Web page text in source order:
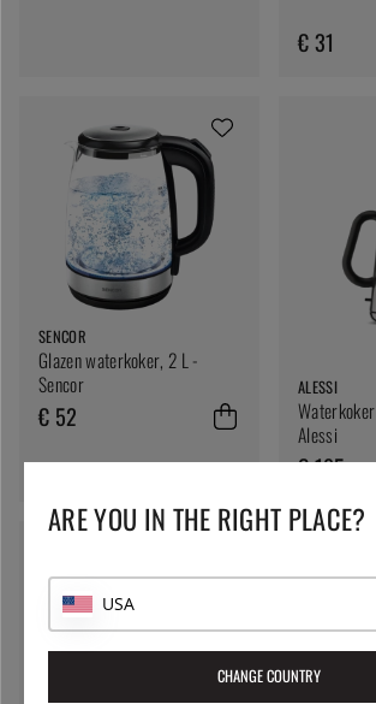
€ 31
SENCOR
Glazen waterkoker, 2 L -
Sencor
€ 52
ALESSI
Alessi
€ 185
HENDI
ARE YOU IN THE RIGHT PLACE?
USA
CHANGE COUNTRY